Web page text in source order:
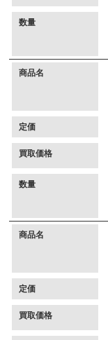
数量
商品名
定価
買取価格
数量
商品名
定価
買取価格